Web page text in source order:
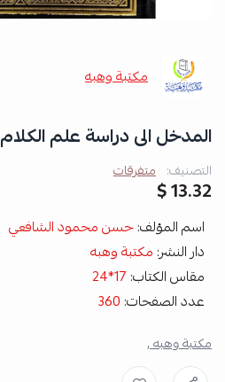
مكتبة وهبه
المدخل الى دراسة علم الكلام
التصنيف: متفرقات
13.32 $
اسم المؤلف:حسن محمود الشافعي
دار النشر: مكتبة وهبه
مقاس الكتاب: 17*24
عدد الصفحات: 360
مكتبة وهبه ,